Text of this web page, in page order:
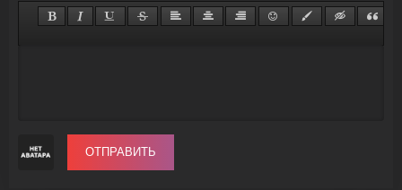
ОТПРАВИТЬ